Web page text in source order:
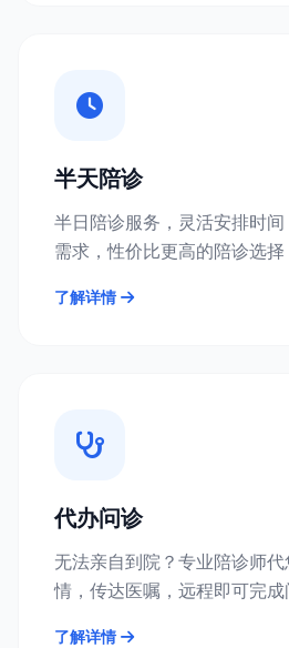
半天陪诊
半日陪诊服务，灵活安排时
需求，性价比更高的陪诊选择
了解详情
代办问诊
无法亲自到院？专业陪诊师
情，传达医嘱，远程即可完成
了解详情